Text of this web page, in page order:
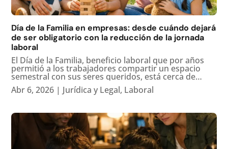
Día de la Familia en empresas: desde cuándo dejará
de ser obligatorio con la reducción de la jornada
laboral
Abr 6, 2026 | Jurídica y Legal, Laboral
El Día de la Familia, beneficio laboral que por años
permitió a los trabajadores compartir un espacio
semestral con sus seres queridos, está cerca de
dejar de ser una obligación para las empresas en
Colombia. La razón está en la Ley 2101 de 2021, que